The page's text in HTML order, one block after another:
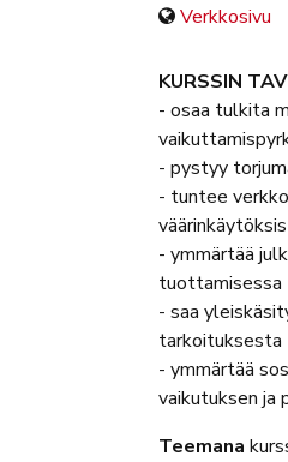
Verkkosivu
KURSSIN
- osaa tulkita
- pystyy
- tuntee
- ymmärtää
tuottamisessa
- saa
tarkoituksesta
- ymmärtää
vaikutuksen
Teemana